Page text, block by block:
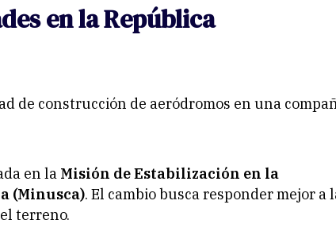
en la República
de construcción de aeródromos en una
en la Misión de Estabilización en la
(Minusca). El cambio busca responder mejor a
terreno.